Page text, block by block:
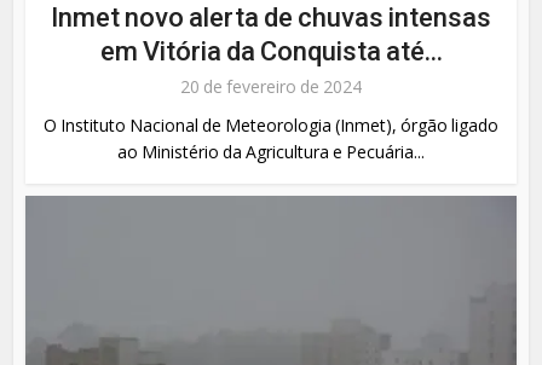
Inmet novo alerta de chuvas intensas
em Vitória da Conquista até...
20 de fevereiro de 2024
O Instituto Nacional de Meteorologia (Inmet), órgão ligado
ao Ministério da Agricultura e Pecuária...